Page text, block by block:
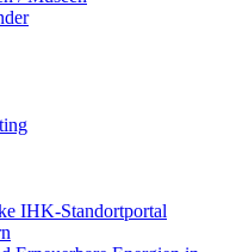
IHK-Standortportal